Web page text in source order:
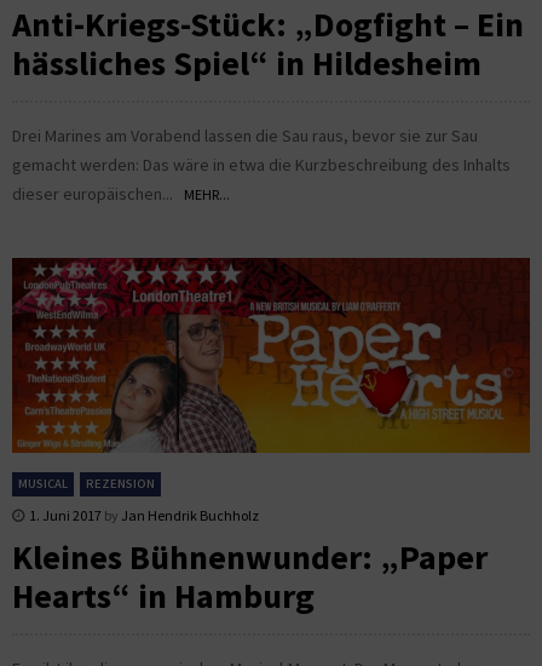
Anti-Kriegs-Stück: „Dogfight – Ein
hässliches Spiel“ in Hildesheim
Drei Marines am Vorabend lassen die Sau raus, bevor sie zur Sau
gemacht werden: Das wäre in etwa die Kurzbeschreibung des Inhalts
dieser europäischen...
MEHR...
MUSICAL REZENSION
1. Juni 2017 by Jan Hendrik Buchholz
Kleines Bühnenwunder: „Paper
Hearts“ in Hamburg